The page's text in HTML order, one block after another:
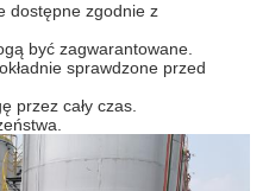
dostępne zgodnie z
być zagwarantowane.
sprawdzone przed
przez cały czas.